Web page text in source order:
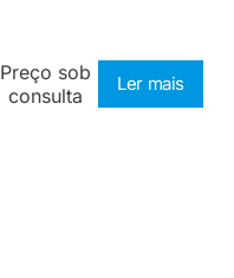
Preço sob
consulta
Ler mais